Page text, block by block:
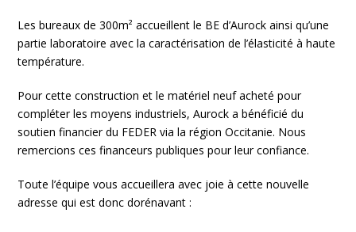
Les bureaux de 300m² accueillent le BE d’Aurock ainsi qu’une
partie laboratoire avec la caractérisation de l’élasticité à haute
température.
Pour cette construction et le matériel neuf acheté pour
compléter les moyens industriels, Aurock a bénéficié du
soutien financier du FEDER via la région Occitanie. Nous
remercions ces financeurs publiques pour leur confiance.
Toute l’équipe vous accueillera avec joie à cette nouvelle
adresse qui est donc dorénavant :